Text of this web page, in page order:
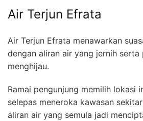
Air Terjun Efrata
Air Terjun Efrata menawarkan
dengan aliran air yang jernih serta
menghijau.
Ramai pengunjung memilih lokasi
selepas meneroka kawasan
aliran air yang semula jadi